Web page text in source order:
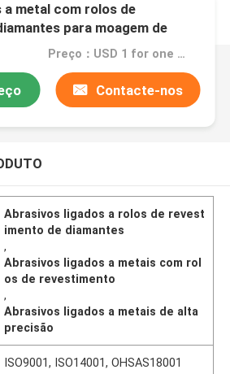
metal com rolos de
para moagem de
Preço：USD 1 for one piece
Contacte-nos
Abrasivos ligados a rolos de revest
imento de diamantes
,
Abrasivos ligados a metais com rol
os de revestimento
,
Abrasivos ligados a metais de alta
precisão
ISO9001, ISO14001, OHSAS18001